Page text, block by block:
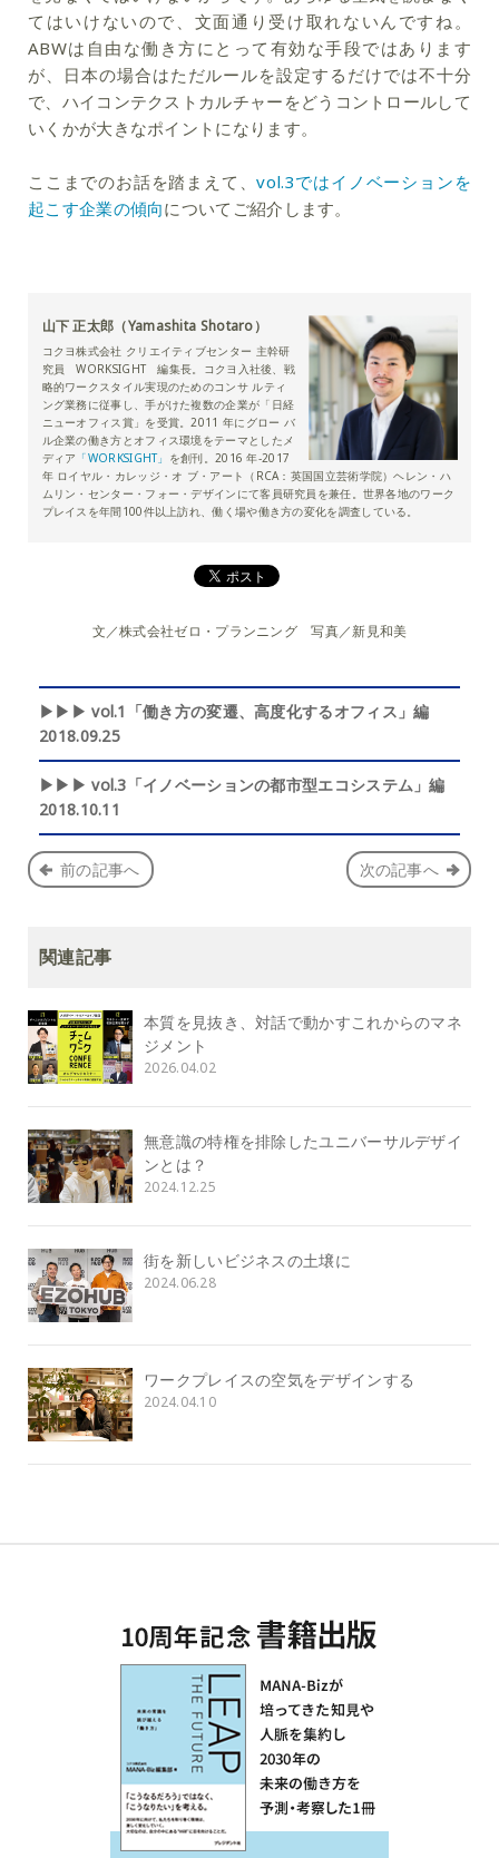
てはいけないので、文面通り受け取れないんですね。
ABWは自由な働き方にとって有効な手段ではあります
が、日本の場合はただルールを設定するだけでは不十分
で、ハイコンテクストカルチャーをどうコントロールして
いくかが大きなポイントになります。
ここまでのお話を踏まえて、vol.3ではイノベーションを
起こす企業の傾向についてご紹介します。
山下 正太郎（Yamashita Shotaro）
コクヨ株式会社 クリエイティブセンター 主幹研
究員 WORKSIGHT 編集長。コクヨ入社後、戦
略的ワークスタイル実現のためのコンサ ルティ
ング業務に従事し、手がけた複数の企業が「日経
ニューオフィス賞」を受賞。2011 年にグロー バ
ル企業の働き方とオフィス環境をテーマとしたメ
ディア 「WORKSIGHT」 を創刊。2016 年‐2017
年 ロイヤル・カレッジ・オ ブ・アート（RCA：英国国立芸術学院）ヘレン・ハ
ムリン・センター・フォー・デザインにて客員研究員を兼任。世界各地のワーク
プレイスを年間100件以上訪れ、働く場や働き方の変化を調査している。
文／株式会社ゼロ・プランニング 写真／新見和美
▶▶▶ vol.1「働き方の変遷、高度化するオフィス」編
2018.09.25
▶▶▶ vol.3「イノベーションの都市型エコシステム」編
2018.10.11
前の記事へ 次の記事へ
関連記事
本質を見抜き、対話で動かすこれからのマネ
ジメント
2026.04.02
無意識の特権を排除したユニバーサルデザイ
ンとは？
2024.12.25
街を新しいビジネスの土壌に
2024.06.28
ワークプレイスの空気をデザインする
2024.04.10